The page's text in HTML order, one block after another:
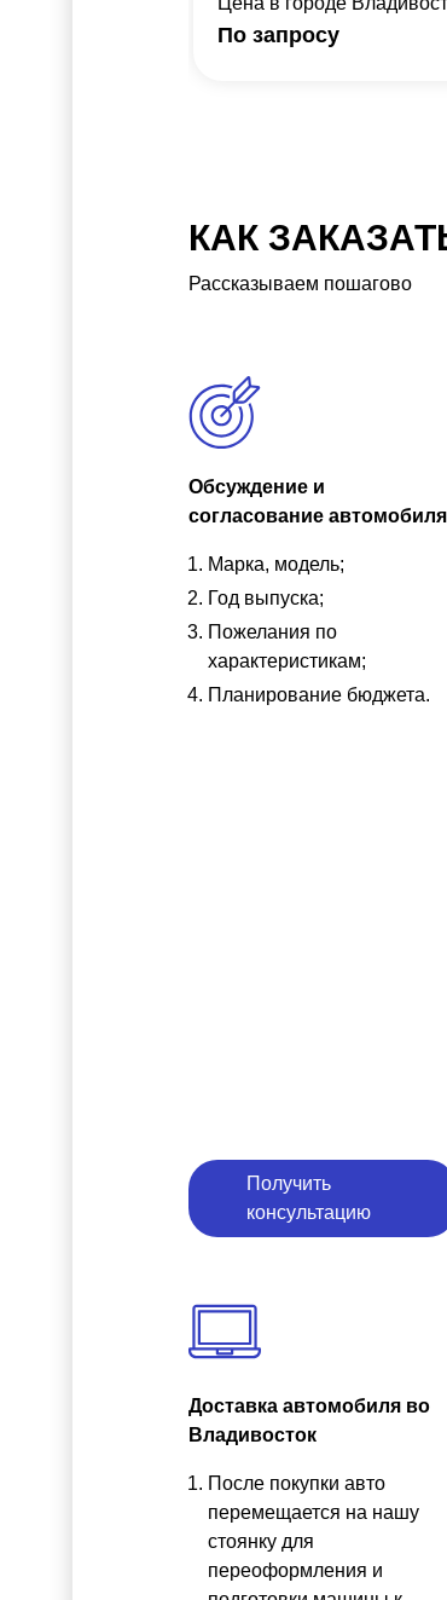
По запросу
КАК
Рассказываем пошагово
Обсуждение и
согласование автомобиля
Марка, модель;
Год выпуска;
Пожелания по
характеристикам;
Планирование бюджета.
Получить
консультацию
Доставка автомобиля во
Владивосток
После покупки авто
перемещается на нашу
стоянку для
переоформления и